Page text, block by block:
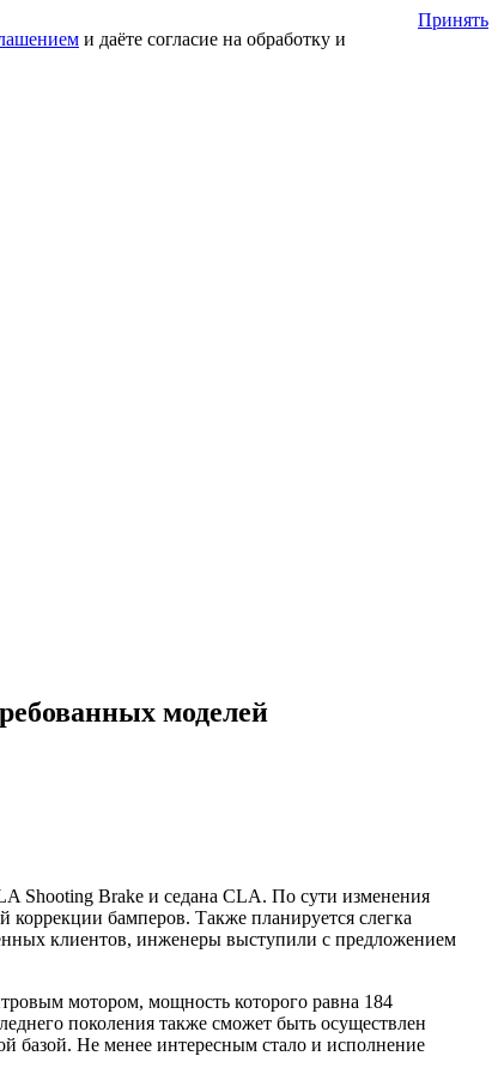
и даёте согласие на обработку и
Принять
моделей
Shooting Brake и седана CLA. По сути изменения
бамперов. Также планируется слегка
клиентов, инженеры выступили с предложением
мотором, мощность которого равна 184
поколения также сможет быть осуществлен
базой. Не менее интересным стало и исполнение